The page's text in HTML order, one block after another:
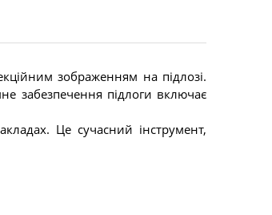
зображенням на підлозі.
забезпечення підлоги включає
Це сучасний інструмент,